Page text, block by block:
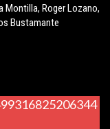
Montilla, Roger Lozano,
Bustamante